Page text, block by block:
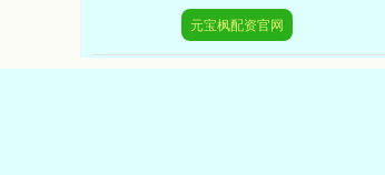
元宝枫配资官网